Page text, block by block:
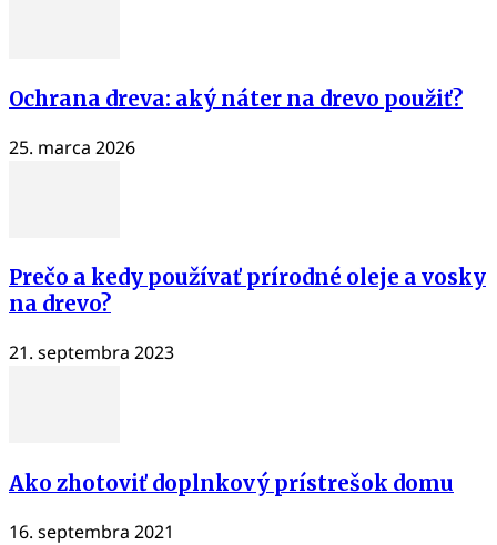
Ochrana dreva: aký náter na drevo použiť?
25. marca 2026
Prečo a kedy používať prírodné oleje a vosky
na drevo?
21. septembra 2023
Ako zhotoviť doplnkový prístrešok domu
16. septembra 2021